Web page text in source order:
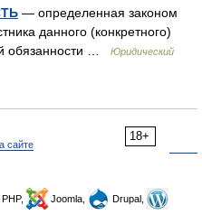
— определенная законом
данного (конкретного)
обязанности …
Юридический
18+
сайте
Joomla,
Drupal,